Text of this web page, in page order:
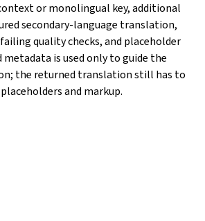
or monolingual key, additional
secondary-language translation,
quality checks, and placeholder
metadata is used only to guide the
the returned translation still has to
and markup.